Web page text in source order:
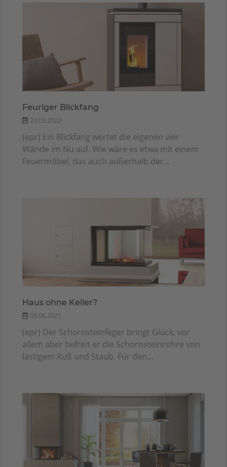
Feuriger Blickfang
23.03.2022
(epr) Ein Blickfang wertet die eigenen vier
Wände im Nu auf. Wie wäre es etwa mit einem
Feuermöbel, das auch außerhalb der...
Haus ohne Keller?
08.06.2021
(epr) Der Schornsteinfeger bringt Glück, vor
allem aber befreit er die Schornsteinrohre von
lästigem Ruß und Staub. Für den...